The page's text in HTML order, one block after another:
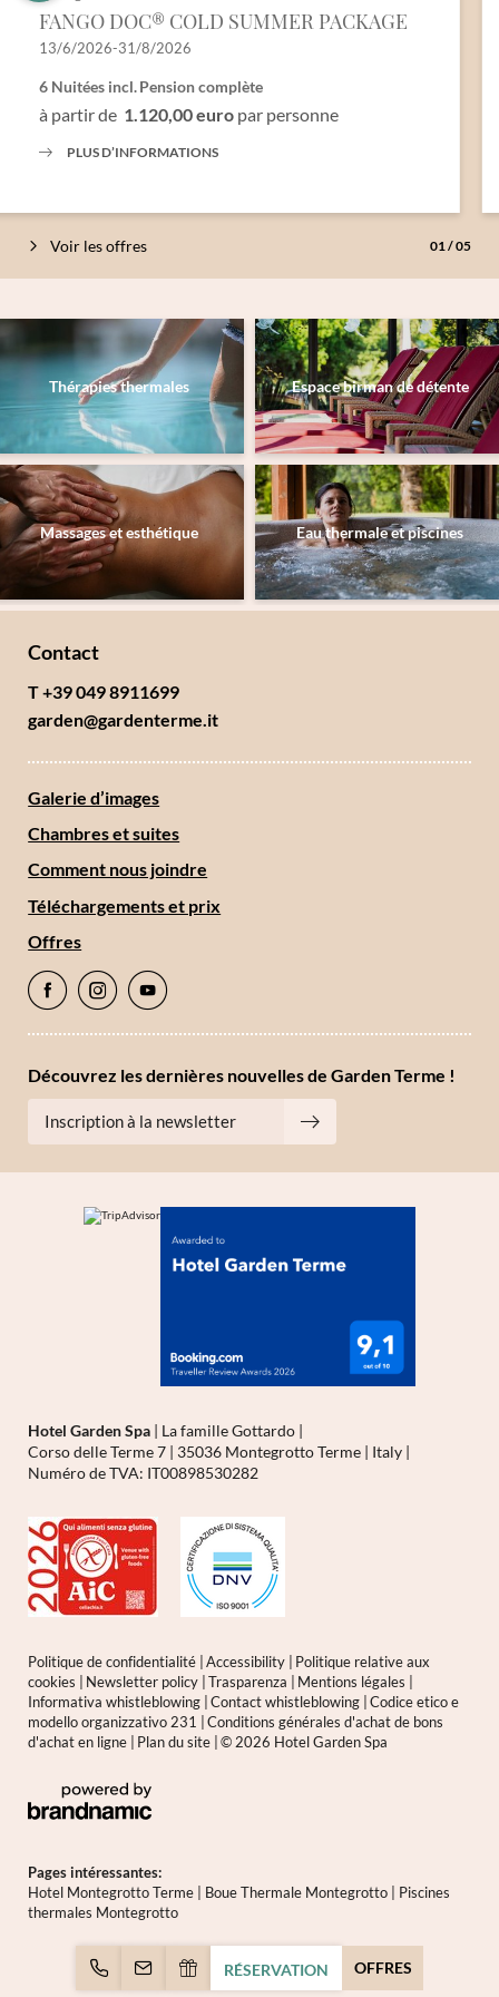
RÉSERVATION OFFRES
01 /05
Voir les offres
FANGO DOC® COLD SUMMER PACKAGE
13/6/2026-31/8/2026
6 Nuitées incl.Pension complète
à partir de 1.120,00 euro par personne
PLUS D’INFORMATIONS
Thérapies thermales Espace birman de détente
Massages et esthétique Eau thermale et piscines
Contact
T +39 049 8911699
garden@gardenterme.it
Galerie d’images
Chambres et suites
Comment nous joindre
Téléchargements et prix
Offres
Découvrez les dernières nouvelles de Garden Terme !
Inscription à la newsletter
Hotel Garden Spa | La famille Gottardo |
Corso delle Terme 7 | 35036 Montegrotto Terme | Italy |
Numéro de TVA: IT00898530282
Politique de confidentialité Accessibility
Politique relative aux
cookies
Newsletter policy Trasparenza Mentions légales
Informativa whistleblowing Contact whistleblowing Codice etico e
modello organizzativo 231
Conditions générales d'achat de bons
d'achat en ligne
Plan du site © 2026 Hotel Garden Spa
Pages intéressantes:
Hotel Montegrotto Terme
Boue Thermale Montegrotto
Piscines
thermales Montegrotto
E-mail*
Accord au marketing*
*champs obligatoires
Envoyer